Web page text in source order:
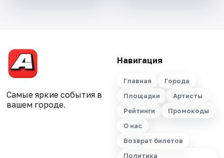
Самые яркие события в
вашем городе.
Навигация
Главная
Города
Площадки
Артисты
Рейтинги
Промокоды
О нас
Возврат билетов
Политика